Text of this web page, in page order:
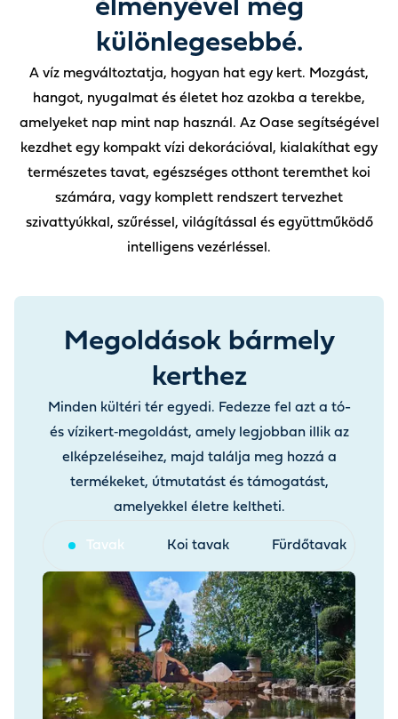
élményével még
A víz megváltoztatja, hogyan hat egy kert. Mozgást,
hangot, nyugalmat és életet hoz azokba a terekbe,
amelyeket nap mint nap használ. Az Oase segítségével
kezdhet egy kompakt vízi dekorációval, kialakíthat egy
természetes tavat, egészséges otthont teremthet koi
számára, vagy komplett rendszert tervezhet
szivattyúkkal, szűréssel, világítással és együttműködő
intelligens vezérléssel.
Megoldások bármely
kerthez
Minden kültéri tér egyedi. Fedezze fel azt a tó-
és vízikert‑megoldást, amely legjobban illik az
elképzeléseihez, majd találja meg hozzá a
termékeket, útmutatást és támogatást,
amelyekkel életre keltheti.
Tavak Koi tavak Fürdőtavak